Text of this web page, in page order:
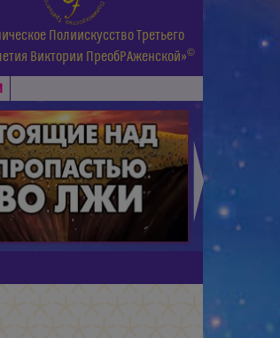
Полиискусство Третьего
Виктории ПреобРАженской»©
►